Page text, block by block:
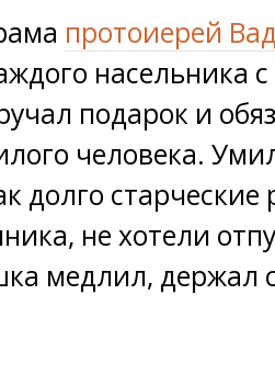
протоиерей
насельника
подарок и
человека.
долго
не хотели
медлил, держал